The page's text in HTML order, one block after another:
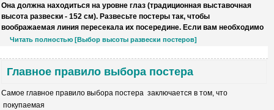
Она должна находиться на уровне глаз (традиционная выставочная
высота развески - 152 см). Развесьте постеры так, чтобы
воображаемая линия пересекала их посередине. Если вам необходимо
Читать полностью [Выбор высоты развески постеров]
Главное правило выбора постера
Самое главное правило выбора постера заключается в том, что
покупаемая